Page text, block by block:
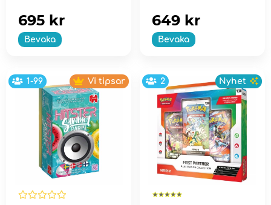
Bevaka
695 kr
Bevaka
649 kr
1-99 Vi tipsar 2 Nyhet